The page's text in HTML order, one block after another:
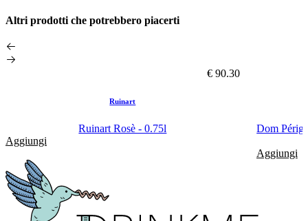
Altri prodotti che potrebbero piacerti
€ 90.30
Ruinart
Ruinart Rosè - 0.75l
Aggiungi
Dom
Aggiungi